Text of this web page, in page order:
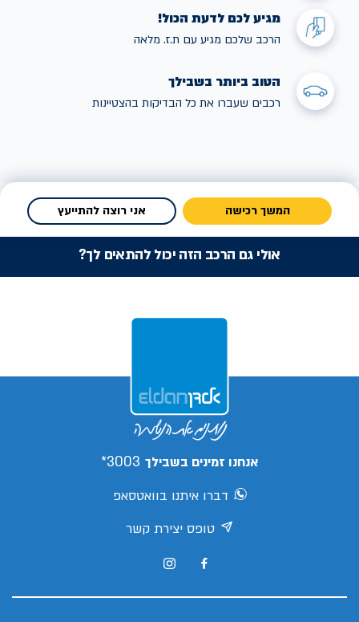
מגיע לכם לדעת הכול!
הרכב שלכם מגיע עם ת.ז. מלאה
הטוב ביותר בשבילך
רכבים שעברו את כל הבדיקות בהצטיינות
המשך רכישה אני רוצה להתייעץ
אולי גם הרכב הזה יכול להתאים לך?
אנחנו זמינים בשבילך 3003*
דברו איתנו בוואטסאפ
טופס יצירת קשר